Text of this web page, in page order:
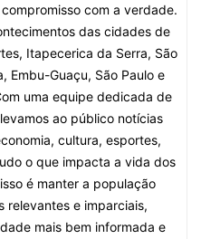
com a verdade.
das cidades de
Itapecerica da Serra, São
Embu-Guaçu, São Paulo e
uma equipe dedicada de
ao público notícias
cultura, esportes,
o que impacta a vida dos
é manter a população
relevantes e imparciais,
mais bem informada e